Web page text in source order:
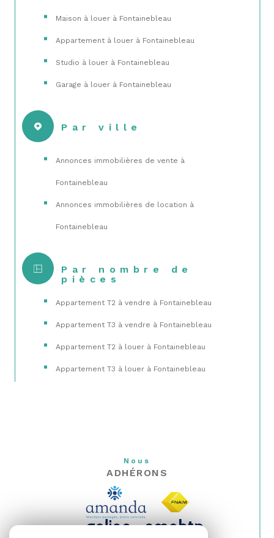
Maison à louer à Fontainebleau
Appartement à louer à Fontainebleau
Studio à louer à Fontainebleau
Garage à louer à Fontainebleau
Par ville
Annonces immobilières de vente à
Fontainebleau
Annonces immobilières de location à
Fontainebleau
Par nombre de
pièces
Appartement T2 à vendre à Fontainebleau
Appartement T3 à vendre à Fontainebleau
Appartement T2 à louer à Fontainebleau
Appartement T3 à louer à Fontainebleau
Nous
ADHÉRONS